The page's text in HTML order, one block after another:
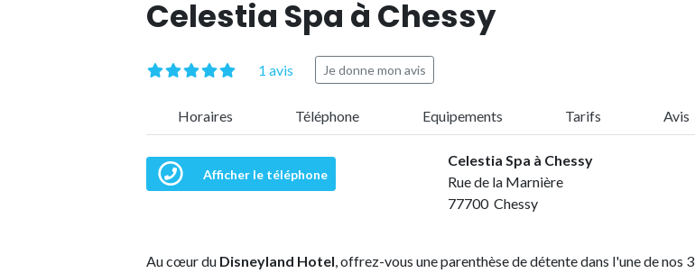
Celestia Spa à Chessy
1 avis Je donne mon avis
Horaires Téléphone Equipements Tarifs Avis
Afficher le téléphone
Celestia Spa à Chessy
Rue de la Marnière
77700 Chessy
Au cœur du Disneyland Hotel, offrez-vous une parenthèse de détente dans l'une de nos 3